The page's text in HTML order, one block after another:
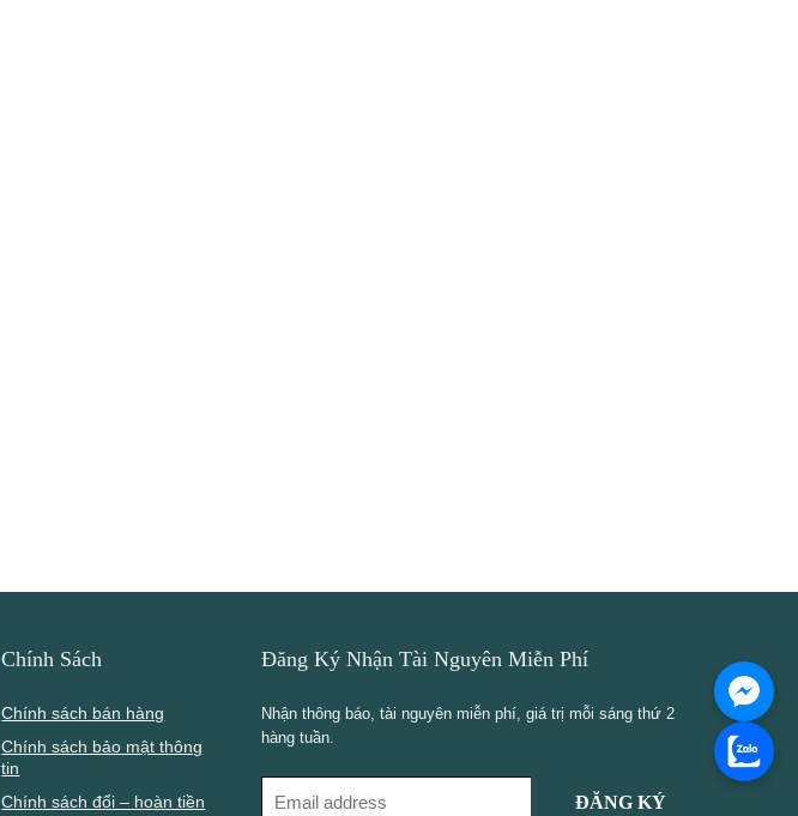
Chính Sách
Chính sách bán hàng
Chính sách bảo mật thông
tin
Chính sách đổi – hoàn tiền
Đăng Ký Nhận Tài Nguyên Miễn Phí
Nhận thông báo, tài nguyên miễn phí, giá trị mỗi sáng thứ 2
hàng tuần.